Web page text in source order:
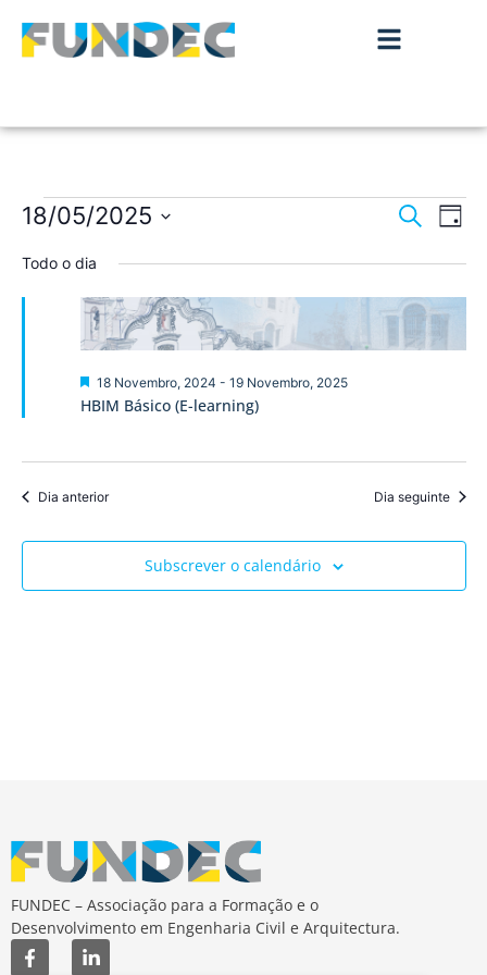
de
e
Pesquisar
de
Dia
18/05/2025
a
Todo o dia
HBIM Básico (E-learning)
Destaque
18 Novembro, 2024 - 19 Novembro, 2025
Dia anterior Dia seguinte
Subscrever o calendário
FUNDEC – Associação para a Formação e o
Desenvolvimento em Engenharia Civil e Arquitectura.